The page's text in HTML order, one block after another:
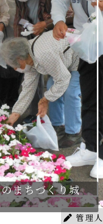
まちづくり城
管理人